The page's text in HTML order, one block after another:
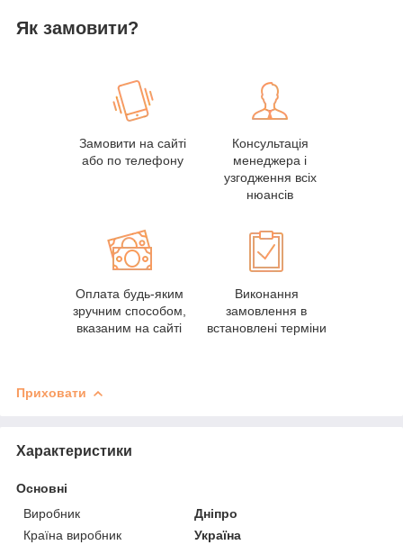
Як замовити?
Замовити на сайті
або по телефону
Консультація
менеджера і
узгодження всіх
нюансів
Оплата будь-яким
зручним способом,
вказаним на сайті
Виконання
замовлення в
встановлені терміни
Приховати
Характеристики
Основні
Виробник
Дніпро
Країна виробник
Україна